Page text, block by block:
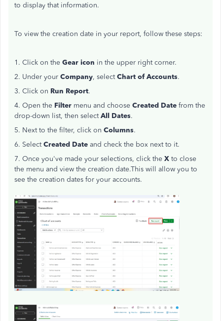
to display that information.
To view the creation date in your report, follow these steps:
1. Click on the Gear icon in the upper right corner.
2. Under your Company, selectChart of Accounts.
3. Click on Run Report.
4. Open the Filter menu and choose Created Date from the
drop-down list, then selectAll Dates.
5. Next to the filter, click on Columns.
6. SelectCreated Date and check the box next to it.
7. Once you've made your selections, click the X to close
the menu and view the creation date.This will allow you to
see the creation dates for your accounts.